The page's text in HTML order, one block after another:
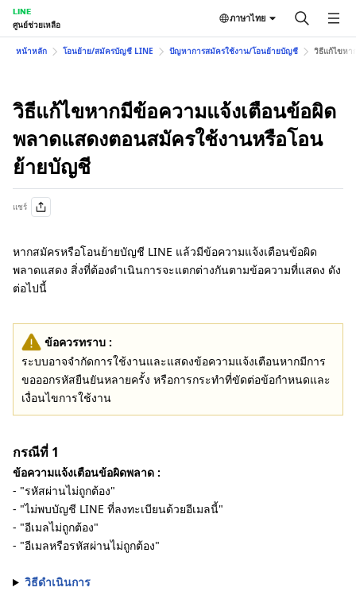
LINE
ศูนย์ช่วยเหลือ
ภาษาไทย
หน้าหลัก โอนย้าย/สมัครบัญชี LINE ปัญหาการสมัครใช้งาน/โอนย้ายบัญชี วิธีแก้ไขหา
วิธีแก้ไขหากมีข้อความแจ้งเตือนข้อผิด
พลาดแสดงตอนสมัครใช้งานหรือโอน
ย้ายบัญชี
แชร์
หากสมัครหรือโอนย้ายบัญชี LINE แล้วมีข้อความแจ้งเตือนข้อผิด
พลาดแสดง สิ่งที่ต้องดำเนินการจะแตกต่างกันตามข้อความที่แสดง ดัง
ต่อไปนี้
ข้อควรทราบ :
ระบบอาจจำกัดการใช้งานและแสดงข้อความแจ้งเตือนหากมีการ
ขอออกรหัสยืนยันหลายครั้ง หรือการกระทำที่ขัดต่อข้อกำหนดและ
เงื่อนไขการใช้งาน
กรณีที่ 1
ข้อความแจ้งเตือนข้อผิดพลาด :
- "รหัสผ่านไม่ถูกต้อง"
- "ไม่พบบัญชี LINE ที่ลงทะเบียนด้วยอีเมลนี้"
- "อีเมลไม่ถูกต้อง"
- "อีเมลหรือรหัสผ่านไม่ถูกต้อง"
วิธีดำเนินการ